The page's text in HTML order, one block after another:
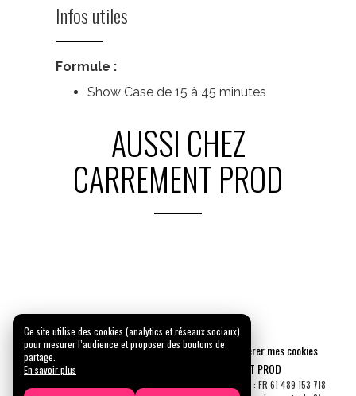
Infos utiles
Formule :
Show Case de 15 à 45 minutes
AUSSI CHEZ
CARREMENT PROD
Mentions légales Confidentialité
Gérer mes cookies
Tous droits réservés © 2026 |
CARREMENT PROD
N° SIRET : 489 153 718 00031 - APE : 9001 Z - N° TVA Int. : FR 61 489 153 718
Ce site utilise des cookies (analytics et réseaux sociaux)
pour mesurer l’audience et proposer des boutons de
partage.
En savoir plus